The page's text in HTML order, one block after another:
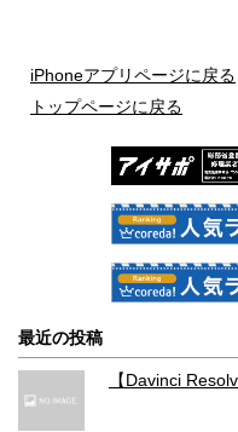
iPhoneアプリページに戻る
トップページに戻る
最近の投稿
【Davinci